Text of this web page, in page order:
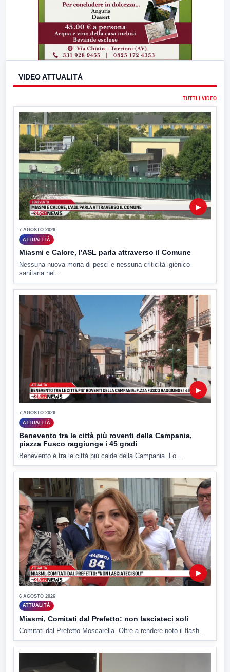
VIDEO ATTUALITÀ
TUTTI I VIDEO
▶
7 AGOSTO 2026
ATTUALITÀ
Miasmi e Calore, l'ASL parla attraverso il Comune
Nessuna nuova moria di pesci e nessuna criticità igienico-
sanitaria nel...
▶
7 AGOSTO 2026
ATTUALITÀ
Benevento tra le città più roventi della Campania,
piazza Fusco raggiunge i 45 gradi
Benevento è tra le città più calde della Campania. Lo...
▶
6 AGOSTO 2026
ATTUALITÀ
Miasmi, Comitati dal Prefetto: non lasciateci soli
Comitati dal Prefetto Moscarella. Oltre a rendere noto il flash...